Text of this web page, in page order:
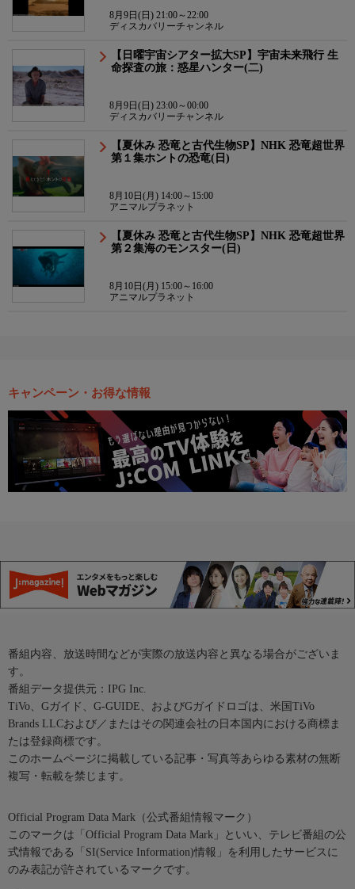
8月9日(日) 21:00～22:00
ディスカバリーチャンネル
【日曜宇宙シアター拡大SP】宇宙未来飛行 生
命探査の旅：惑星ハンター(二)
8月9日(日) 23:00～00:00
ディスカバリーチャンネル
【夏休み 恐竜と古代生物SP】NHK 恐竜超世界
第１集ホントの恐竜(日)
8月10日(月) 14:00～15:00
アニマルプラネット
【夏休み 恐竜と古代生物SP】NHK 恐竜超世界
第２集海のモンスター(日)
8月10日(月) 15:00～16:00
アニマルプラネット
キャンペーン・お得な情報
番組内容、放送時間などが実際の放送内容と異なる場合がございま
す。
番組データ提供元：IPG Inc.
TiVo、Gガイド、G-GUIDE、およびGガイドロゴは、米国TiVo
Brands LLCおよび／またはその関連会社の日本国内における商標ま
たは登録商標です。
このホームページに掲載している記事・写真等あらゆる素材の無断
複写・転載を禁じます。
Official Program Data Mark（公式番組情報マーク）
このマークは「Official Program Data Mark」といい、テレビ番組の公
式情報である「SI(Service Information)情報」を利用したサービスに
のみ表記が許されているマークです。